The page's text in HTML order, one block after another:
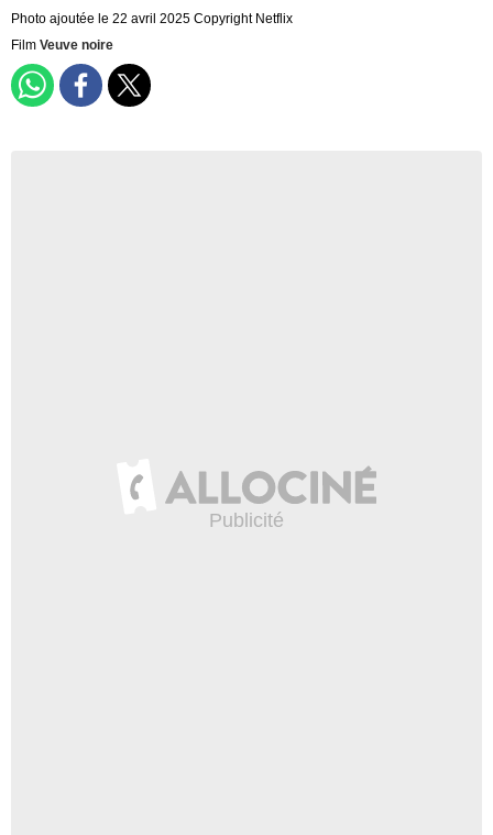
Photo ajoutée le 22 avril 2025 Copyright Netflix
Film Veuve noire